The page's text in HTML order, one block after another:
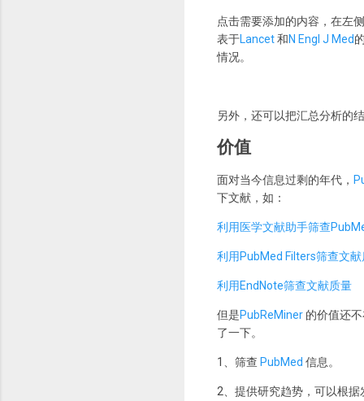
点击需要添加的内容，在左
表于Lancet和N Engl J Med
情况。
另外，还可以把汇总分析的
价值
面对当今信息过剩的年代，
下文献，如：
利用医学文献助手筛查
利用PubMed Filters筛查文献
利用EndNote筛查文献质量
但是PubReMiner 的价值还
了一下。
1、筛查 PubMed 信息。
2、提供研究趋势，可以根